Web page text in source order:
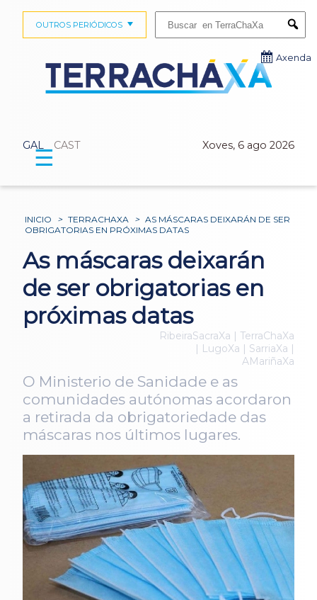
GAL CAST Xoves, 6 ago 2026
OUTROS PERIÓDICOS
Axenda
☰
INICIO > TERRACHAXA > AS MÁSCARAS DEIXARÁN DE SER
OBRIGATORIAS EN PRÓXIMAS DATAS
As máscaras deixarán
de ser obrigatorias en
próximas datas
RibeiraSacraXa | TerraChaXa
| LugoXa | SarriaXa |
AMariñaXa
O Ministerio de Sanidade e as
comunidades autónomas acordaron
a retirada da obrigatoriedade das
máscaras nos últimos lugares.